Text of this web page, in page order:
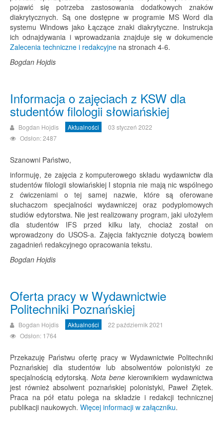
pojawić się potrzeba zastosowania dodatkowych znaków
diakrytycznych. Są one dostępne w programie MS Word dla
systemu Windows jako Łączące znaki diakrytyczne. Instrukcja
ich odnajdywania i wprowadzania znajduje się w dokumencie
Zalecenia techniczne i redakcyjne na stronach 4-6.
Bogdan Hojdis
Informacja o zajęciach z KSW dla
studentów filologii słowiańskiej
Bogdan Hojdis Aktualności
03 styczeń 2022
Odsłon: 2487
Szanowni Państwo,
informuję, że zajęcia z komputerowego składu wydawnictw dla
studentów filologii słowiańskiej I stopnia nie mają nic wspólnego
z ćwiczeniami o tej samej nazwie, które są oferowane
słuchaczom specjalności wydawniczej oraz podyplomowych
studiów edytorstwa. Nie jest realizowany program, jaki ułożyłem
dla studentów IFS przed kilku laty, chociaż został on
wprowadzony do USOS-a. Zajęcia faktycznie dotyczą bowiem
zagadnień redakcyjnego opracowania tekstu.
Bogdan Hojdis
Oferta pracy w Wydawnictwie
Politechniki Poznańskiej
Bogdan Hojdis Aktualności
22 październik 2021
Odsłon: 1764
Przekazuję Państwu ofertę pracy w Wydawnictwie Politechniki
Poznańskiej dla studentów lub absolwentów polonistyki ze
specjalnością edytorską. Nota bene kierownikiem wydawnictwa
jest również absolwent poznańskiej polonistyki, Paweł Ziętek.
Praca na pół etatu polega na składzie i redakcji technicznej
publikacji naukowych. Więcej informacji w załączniku.